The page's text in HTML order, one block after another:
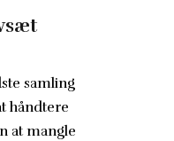
samling
håndtere
at mangle